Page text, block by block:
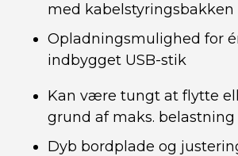
med kabelstyringsbakken
Opladningsmulighed for
indbygget USB-stik
Kan være tungt at flytte
grund af maks. belastning
Dyb bordplade og